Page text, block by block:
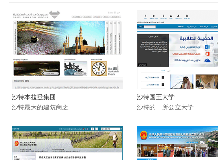
沙特本拉登集团
沙特最大的建筑商之一
沙特国王大学
沙特的一所公立大学